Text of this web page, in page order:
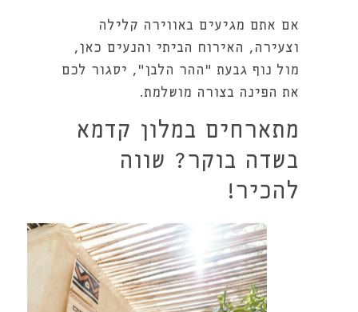
אם אתם מגיעים באווירה קלילה
וצעירה, האירוח הביתי והנעים כאן,
מול נוף גבעת "ההר הלבן", יסגור לכם
את הפינה בצורה מושלמת.
מתארחים במלון קדמא
בשדה בוקר? שווה
להכיר!